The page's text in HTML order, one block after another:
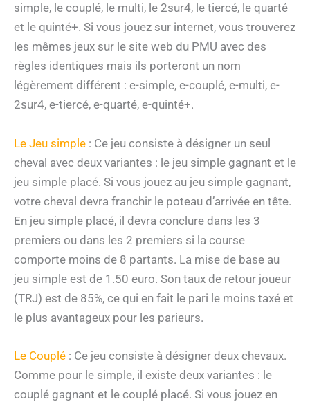
simple, le couplé, le multi, le 2sur4, le tiercé, le quarté
et le quinté+. Si vous jouez sur internet, vous trouverez
les mêmes jeux sur le site web du PMU avec des
règles identiques mais ils porteront un nom
légèrement différent : e-simple, e-couplé, e-multi, e-
2sur4, e-tiercé, e-quarté, e-quinté+.
Le Jeu simple : Ce jeu consiste à désigner un seul
cheval avec deux variantes : le jeu simple gagnant et le
jeu simple placé. Si vous jouez au jeu simple gagnant,
votre cheval devra franchir le poteau d’arrivée en tête.
En jeu simple placé, il devra conclure dans les 3
premiers ou dans les 2 premiers si la course
comporte moins de 8 partants. La mise de base au
jeu simple est de 1.50 euro. Son taux de retour joueur
(TRJ) est de 85%, ce qui en fait le pari le moins taxé et
le plus avantageux pour les parieurs.
Le Couplé : Ce jeu consiste à désigner deux chevaux.
Comme pour le simple, il existe deux variantes : le
couplé gagnant et le couplé placé. Si vous jouez en